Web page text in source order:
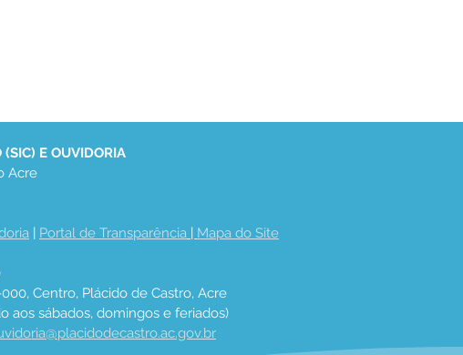
E OUVIDORIA
Acre
| Portal de Transparência | Mapa do Site
Centro, Plácido de Castro, Acre
aos sábados, domingos e feriados)